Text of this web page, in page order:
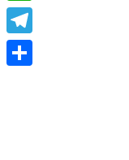
WhatsApp
Telegram